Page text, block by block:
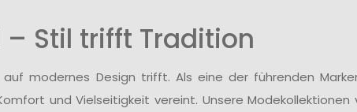
Stil trifft Tradition
modernes Design trifft. Als eine der führenden
und Vielseitigkeit vereint. Unsere